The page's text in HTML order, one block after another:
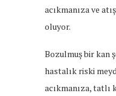
acıkmanıza ve
oluyor.
Bozulmuş bir kan
hastalık riski
acıkmanıza,